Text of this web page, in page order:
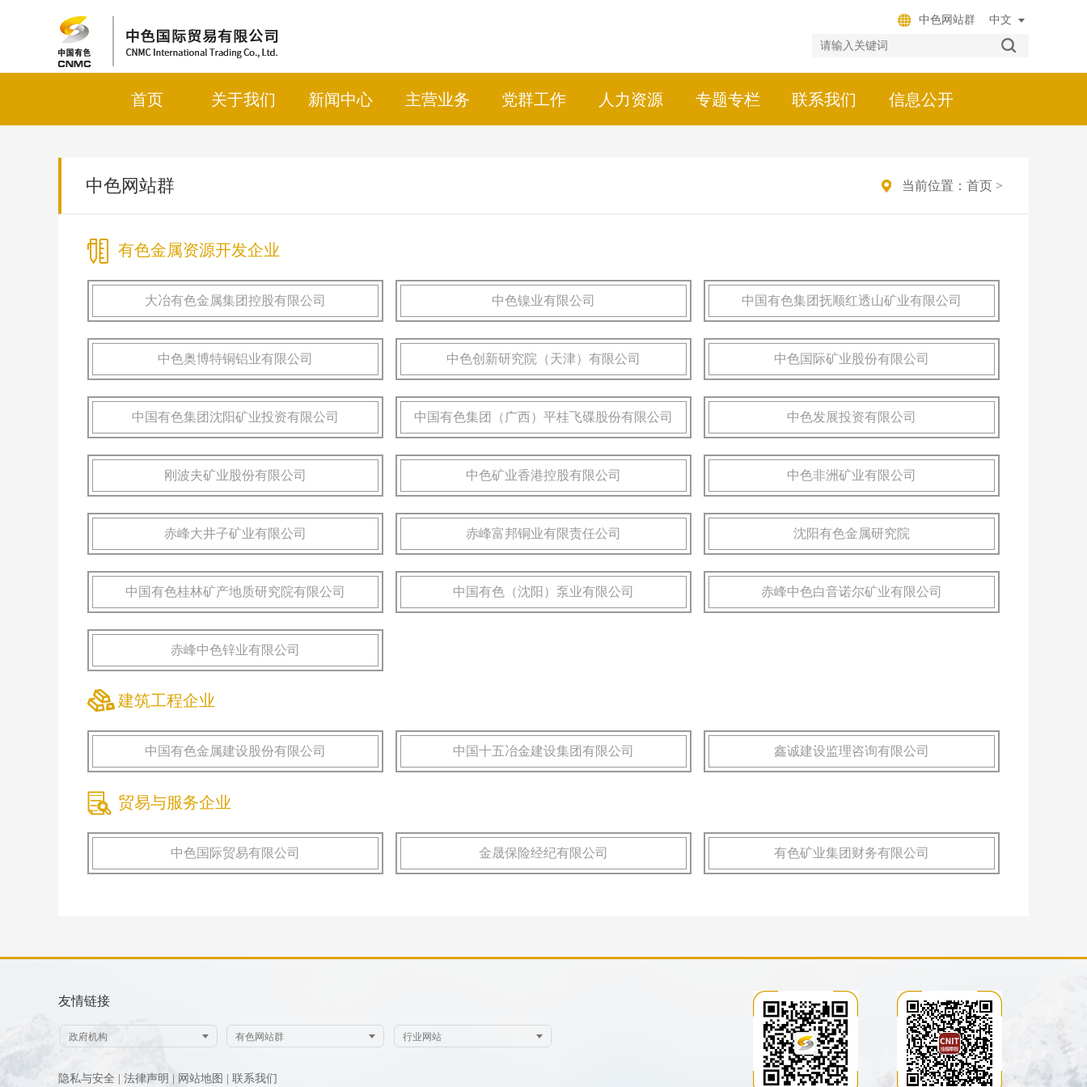
中色网站群
首页 关于我们 新闻中心 主营业务 党群工作 人力资源 专题专栏 联系我们 信息公开
中色网站群 当前位置： 首页 >
有色金属资源开发企业
大冶有色金属集团控股有限公司 中色镍业有限公司 中国有色集团抚顺红透山矿业有限公司
中色奥博特铜铝业有限公司 中色创新研究院（天津）有限公司 中色国际矿业股份有限公司
中国有色集团沈阳矿业投资有限公司 中国有色集团（广西）平桂飞碟股份有限公司 中色发展投资有限公司
刚波夫矿业股份有限公司 中色矿业香港控股有限公司 中色非洲矿业有限公司
赤峰大井子矿业有限公司 赤峰富邦铜业有限责任公司 沈阳有色金属研究院
中国有色桂林矿产地质研究院有限公司 中国有色（沈阳）泵业有限公司 赤峰中色白音诺尔矿业有限公司
赤峰中色锌业有限公司
建筑工程企业
中国有色金属建设股份有限公司 中国十五冶金建设集团有限公司 鑫诚建设监理咨询有限公司
贸易与服务企业
中色国际贸易有限公司 金晟保险经纪有限公司 有色矿业集团财务有限公司
友情链接
隐私与安全 | 法律声明 | 网站地图 | 联系我们